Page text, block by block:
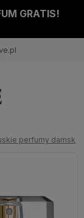
GRATIS!
perfumy damskie